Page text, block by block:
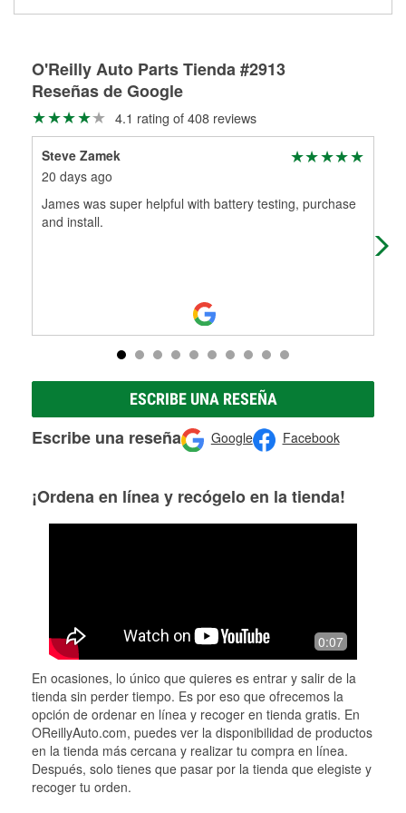
partes de reemplazo correctas para tu reparación.
Rectificación de tambores y discos de freno
O'Reilly Auto Parts Tienda #2913
Reseñas de Google
4.1 rating of 408 reviews
Steve Zamek
20 days ago
James was super helpful with battery testing, purchase
and install.
ESCRIBE UNA RESEÑA
Escribe una reseña Google Facebook
¡Ordena en línea y recógelo en la tienda!
0:07
En ocasiones, lo único que quieres es entrar y salir de la
tienda sin perder tiempo. Es por eso que ofrecemos la
opción de ordenar en línea y recoger en tienda gratis. En
OReillyAuto.com, puedes ver la disponibilidad de productos
en la tienda más cercana y realizar tu compra en línea.
Después, solo tienes que pasar por la tienda que elegiste y
recoger tu orden.